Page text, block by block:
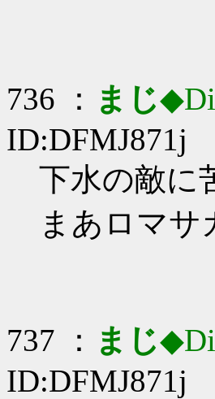
736 ： まじ
ID:DFMJ871j
下水の敵に
まあロマサ
737 ： まじ
ID:DFMJ871j